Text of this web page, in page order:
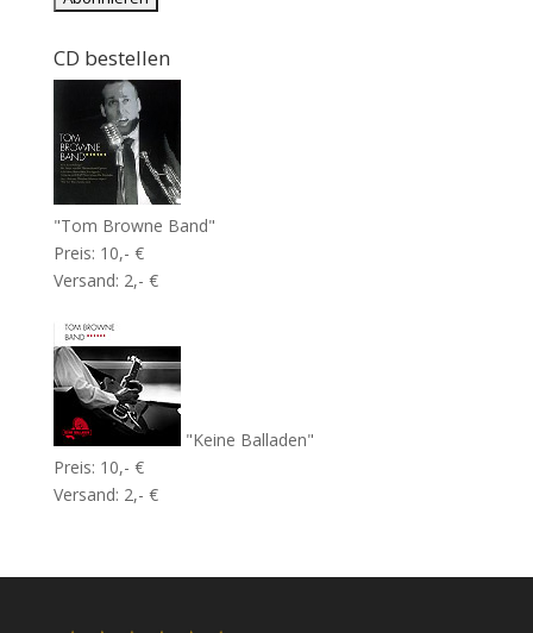
CD bestellen
"Tom Browne Band"
Preis: 10,- €
Versand: 2,- €
"Keine Balladen"
Preis: 10,- €
Versand: 2,- €